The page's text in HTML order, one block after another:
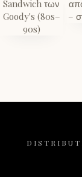
Sandwich των
Goody's (80s–
90s)
–